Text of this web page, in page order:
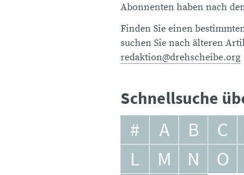
Abonnenten haben nach
Finden Sie einen
suchen Sie nach älteren
redaktion@drehscheibe.org
Schnellsuche
# A B C
L
M N O